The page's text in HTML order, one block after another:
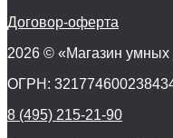
Договор-оферта
2026 © «Магазин умных
ОГРН:
8 (495) 215-21-90